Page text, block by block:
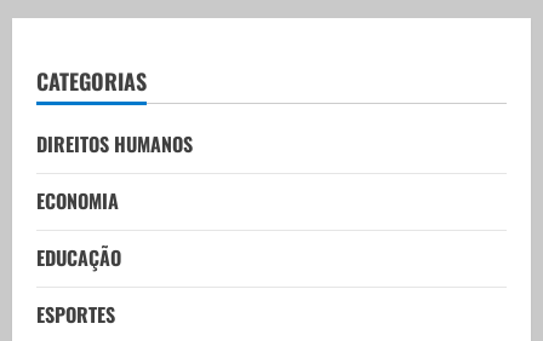
CATEGORIAS
DIREITOS HUMANOS
ECONOMIA
EDUCAÇÃO
ESPORTES